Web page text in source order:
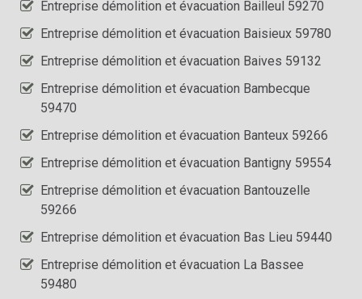
Entreprise démolition et évacuation Bailleul 59270
Entreprise démolition et évacuation Baisieux 59780
Entreprise démolition et évacuation Baives 59132
Entreprise démolition et évacuation Bambecque
59470
Entreprise démolition et évacuation Banteux 59266
Entreprise démolition et évacuation Bantigny 59554
Entreprise démolition et évacuation Bantouzelle
59266
Entreprise démolition et évacuation Bas Lieu 59440
Entreprise démolition et évacuation La Bassee
59480